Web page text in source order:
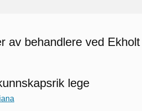
av behandlere ved
lege